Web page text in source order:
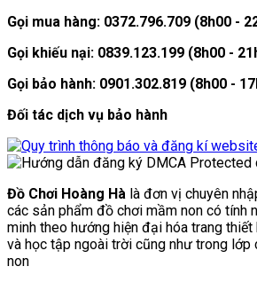
Gọi mua hàng: 0372.796.709 (8h00 -
Gọi khiếu nại: 0839.123.199 (8h00 -
Gọi bảo hành: 0901.302.819 (8h00 -
Đối tác dịch vụ bảo hành
Đồ Chơi Hoàng Hà là đơn vị chuyên
các sản phẩm đồ chơi mầm non có tính
minh theo hướng hiện đại hóa trang
và học tập ngoài trời cũng như trong lớp
non